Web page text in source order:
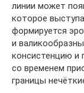
линии может
которое
формируется
и
консистенцию и
со временем
границы